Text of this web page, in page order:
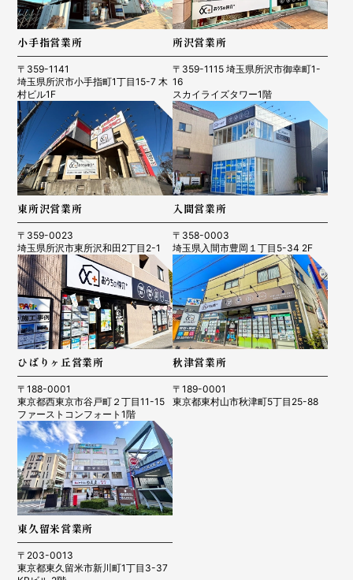
小手指営業所
〒359-1141
埼玉県所沢市小手指町1丁目15-7 木
村ビル1F
所沢営業所
〒359-1115 埼玉県所沢市御幸町1-
16
スカイライズタワー1階
東所沢営業所
〒359-0023
埼玉県所沢市東所沢和田2丁目2-1
入間営業所
〒358-0003
埼玉県入間市豊岡１丁目5-34 2F
ひばりヶ丘営業所
〒188-0001
東京都西東京市谷戸町２丁目11-15
ファーストコンフォート1階
秋津営業所
〒189-0001
東京都東村山市秋津町5丁目25-88
東久留米営業所
〒203-0013
東京都東久留米市新川町1丁目3-37